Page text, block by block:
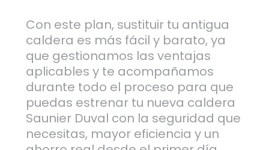
Con este plan, sustituir tu antigua
caldera es más fácil y barato, ya
que gestionamos las ventajas
aplicables y te acompañamos
durante todo el proceso para que
puedas estrenar tu nueva caldera
Saunier Duval con la seguridad que
necesitas, mayor eficiencia y un